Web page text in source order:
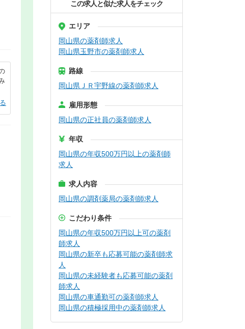
この求人と似た求人をチェック
エリア
岡山県の薬剤師求人
岡山県玉野市の薬剤師求人
路線
岡山県ＪＲ宇野線の薬剤師求人
雇用形態
岡山県の正社員の薬剤師求人
年収
岡山県の年収500万円以上の薬剤師
求人
求人内容
岡山県の調剤薬局の薬剤師求人
こだわり条件
岡山県の年収500万円以上可の薬剤
師求人
岡山県の新卒も応募可能の薬剤師求
人
岡山県の未経験者も応募可能の薬剤
師求人
岡山県の車通勤可の薬剤師求人
岡山県の積極採用中の薬剤師求人